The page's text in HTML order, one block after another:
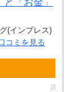
(インプレス)
コミを見る